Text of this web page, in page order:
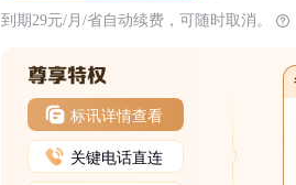
到期29元/月/省自动续费，可随时取消。
标讯详情查看
关键电话直连